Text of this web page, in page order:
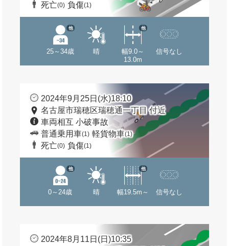
死亡(0) 負傷(1)
25～34歳
他
晴
幅9.0～
13.0m
他
信号なし
2024年9月25日(水)18:10
名古屋市瑞穂区瑞穂通一丁目 付近
車両相互 小破事故
普通乗用車(1) 軽貨物車(1)
死亡(0) 負傷(1)
0～24歳
他
晴 幅19.5m～
他
信号なし
2024年8月11日(日)10:35